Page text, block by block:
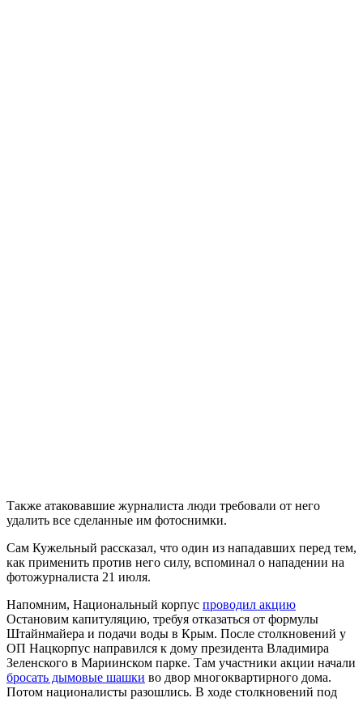
Также атаковавшие журналиста люди требовали от него
удалить все сделанные им фотоснимки.
Сам Кужельный рассказал, что один из нападавших перед тем,
как применить против него силу, вспоминал о нападении на
фотожурналиста 21 июля.
Напомним, Национальный корпус проводил акцию
Остановим капитуляцию, требуя отказаться от формулы
Штайнмайера и подачи воды в Крым. После столкновений у
ОП Нацкорпус направился к дому президента Владимира
Зеленского в Мариинском парке. Там участники акции начали
бросать дымовые шашки во двор многоквартирного дома.
Потом националисты разошлись. В ходе столкновений под